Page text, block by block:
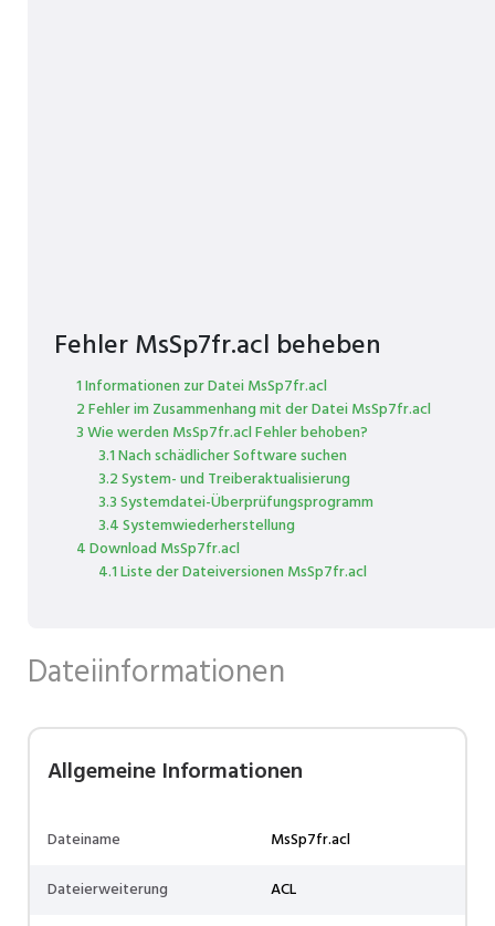
Fehler MsSp7fr.acl beheben
1 Informationen zur Datei MsSp7fr.acl
2 Fehler im Zusammenhang mit der Datei MsSp7fr.acl
3 Wie werden MsSp7fr.acl Fehler behoben?
3.1 Nach schädlicher Software suchen
3.2 System- und Treiberaktualisierung
3.3 Systemdatei-Überprüfungsprogramm
3.4 Systemwiederherstellung
4 Download MsSp7fr.acl
4.1 Liste der Dateiversionen MsSp7fr.acl
Dateiinformationen
Allgemeine Informationen
Dateiname
MsSp7fr.acl
Dateierweiterung
ACL